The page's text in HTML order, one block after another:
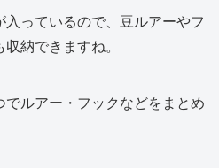
っているので、豆ルアーやフ
納できますね。
ルアー・フックなどをまとめ